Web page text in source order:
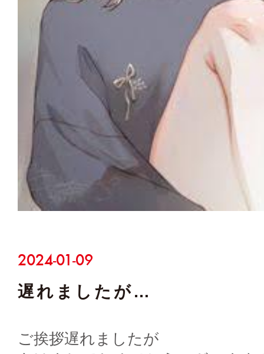
2024-01-09
遅れましたが…
ご挨拶遅れましたが